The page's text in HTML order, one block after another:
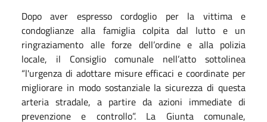
Dopo aver espresso cordoglio per la vittima e
condoglianze alla famiglia colpita dal lutto e un
ringraziamento alle forze dell’ordine e alla polizia
locale, il Consiglio comunale nell’atto sottolinea
“l'urgenza di adottare misure efficaci e coordinate per
migliorare in modo sostanziale la sicurezza di questa
arteria stradale, a partire da azioni immediate di
prevenzione e controllo”. La Giunta comunale,